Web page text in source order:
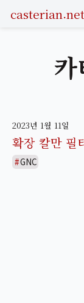
casterian.net
2023년 1월 11일
확장 칼만 필
GNC